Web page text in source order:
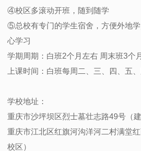
④校区多滚动开班，随到随学
⑤总校有专门的学生宿舍，方便外地
心学习
学期周期：白班2个月左右 周末班3个
上课时间：白班每周二、三、四、五
学校地址：
重庆市沙坪坝区烈士墓壮志路49号（
重庆市江北区红旗河沟洋河二村满堂
校区）